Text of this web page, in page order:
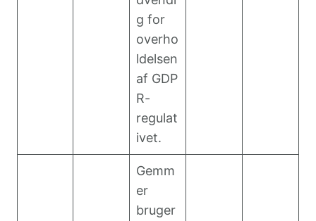
g for
overho
ldelsen
af GDP
R-
regulat
ivet.
Gemm
er
bruger